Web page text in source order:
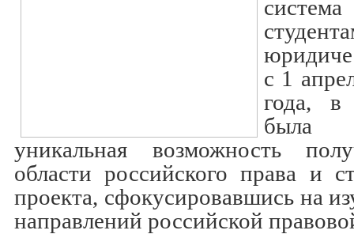
с 1
года, в
была
уникальная возможность
области российского права и
проекта, сфокусировавшись на
направлений российской